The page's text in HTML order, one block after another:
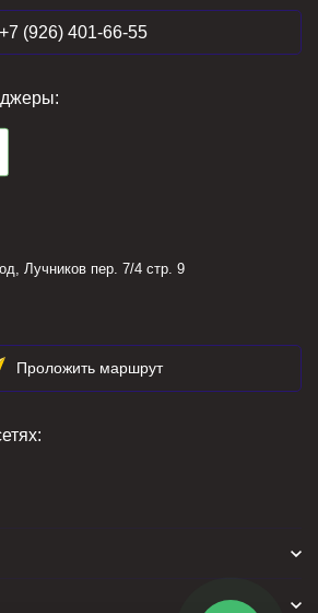
+7 (926) 401-66-55
Лучников пер. 7/4 стр. 9
Проложить маршрут